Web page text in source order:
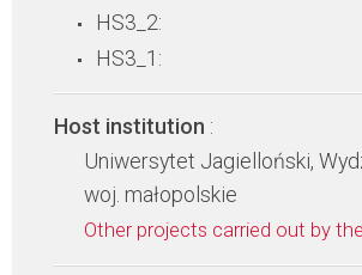
HS3_2:
HS3_1:
Host institution :
Uniwersytet Jagielloński,
woj. małopolskie
Other projects carried out by